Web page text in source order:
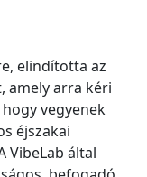
elindította az
amely arra kéri
vegyenek
éjszakai
VibeLab által